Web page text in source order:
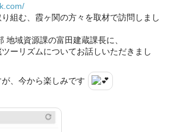
組む、霞ヶ関の方々を取材で訪問しまし
域資源課の富田建蔵課長に、
ーリズムについてお話しいただきまし
、今から楽しみです